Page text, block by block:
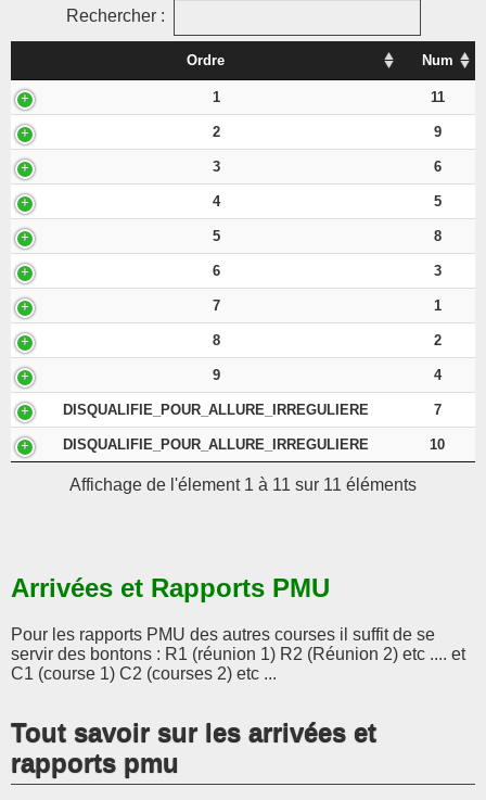
Rechercher :
Ordre Num
1 11
2 9
3 6
4 5
5 8
6 3
7 1
8 2
9 4
DISQUALIFIE_POUR_ALLURE_IRREGULIERE 7
DISQUALIFIE_POUR_ALLURE_IRREGULIERE 10
Affichage de l'élement 1 à 11 sur 11 éléments
Arrivées et Rapports PMU
Pour les rapports PMU des autres courses il suffit de se
servir des bontons : R1 (réunion 1) R2 (Réunion 2) etc .... et
C1 (course 1) C2 (courses 2) etc ...
Tout savoir sur les arrivées et
rapports pmu